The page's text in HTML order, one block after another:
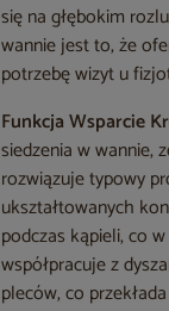
się na głębokim
wannie jest to, że
potrzebę wizyt u
Funkcja Wsparcie
siedzenia w wannie,
rozwiązuje typowy
ukształtowanych
podczas kąpieli, co
współpracuje z
pleców, co